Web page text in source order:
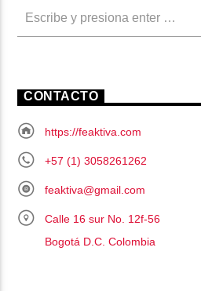
CONTACTO
https://feaktiva.com
+57 (1) 3058261262
feaktiva@gmail.com
Calle 16 sur No. 12f-56
Bogotá D.C. Colombia